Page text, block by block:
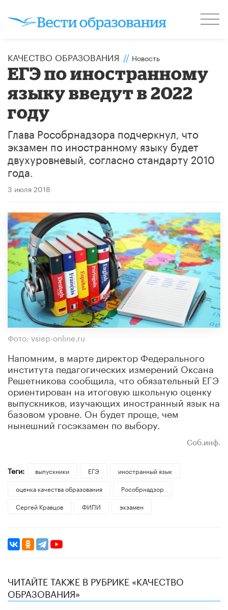
КАЧЕСТВО ОБРАЗОВАНИЯ // Новость
​ЕГЭ по иностранному
языку введут в 2022
году
Глава Рособрнадзора подчеркнул, что
экзамен по иностранному языку будет
двухуровневый, согласно стандарту 2010
года.
3 июля 2018
Фото: vsiep-online.ru
Напомним, в марте директор Федерального
института педагогических измерений Оксана
Решетникова сообщила, что обязательный ЕГЭ
ориентирован на итоговую школьную оценку
выпускников, изучающих иностранный язык на
базовом уровне. Он будет проще, чем
нынешний госэкзамен по выбору.
Соб.инф.
Теги: выпускники ЕГЭ
иностранный язык
оценка качества образования
Рособрнадзор
Сергей Кравцов
ФИПИ экзамен
ЧИТАЙТЕ ТАКЖЕ В РУБРИКЕ «КАЧЕСТВО
ОБРАЗОВАНИЯ»